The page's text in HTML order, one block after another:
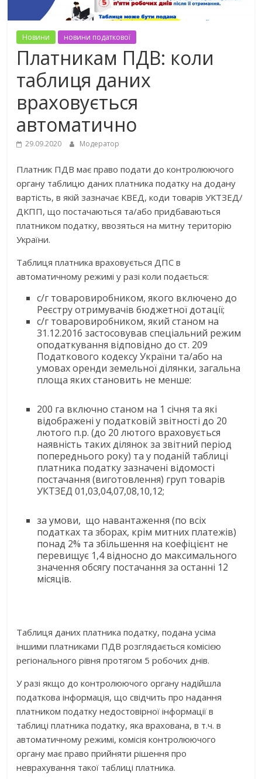
Новини новини податкової
Платникам ПДВ: коли
таблиця даних
враховується
автоматично
29.09.2020 Модератор
Платник ПДВ має право подати до контролюючого
органу таблицю даних платника податку на додану
вартість, в якій зазначає КВЕД, коди товарів УКТЗЕД/
ДКПП, що постачаються та/або придбаваються
платником податку, ввозяться на митну територію
України.
Таблиця платника враховується ДПС в
автоматичному режимі у разі коли подається:
с/г товаровиробником, якого включено до
Реєстру отримувачів бюджетної дотації;
с/г товаровиробником, який станом на
31.12.2016 застосовував спеціальний режим
оподаткування відповідно до ст. 209
Податкового кодексу України та/або на
умовах оренди земельної ділянки, загальна
площа яких становить не менше:
200 га включно станом на 1 січня та які
відображені у податковій звітності до 20
лютого п.р. (до 20 лютого враховується
наявність таких ділянок за звітний період
попереднього року) та у поданій таблиці
платника податку зазначені відомості
постачання (виготовлення) груп товарів
УКТЗЕД 01,03,04,07,08,10,12;
за умови, що навантаження (по всіх
податках та зборах, крім митних платежів)
понад 2% та збільшення на коефіцієнт не
перевищує 1,4 відносно до максимального
значення обсягу постачання за останні 12
місяців.
Таблиця даних платника податку, подана усіма
іншими платниками ПДВ розглядається комісією
регіонального рівня протягом 5 робочих днів.
У разі якщо до контролюючого органу надійшла
податкова інформація, що свідчить про надання
платником податку недостовірної інформації в
таблиці платника податку, яка врахована, в т.ч. в
автоматичному режимі, комісія контролюючого
органу має право прийняти рішення про
неврахування такої таблиці платника.